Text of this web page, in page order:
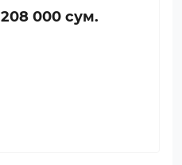
208 000 сум.